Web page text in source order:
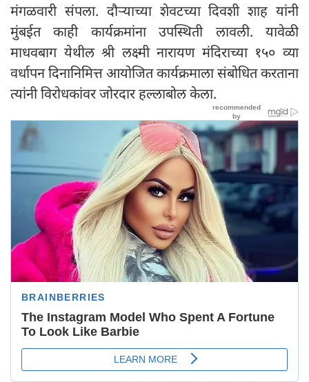
मंगळवारी संपला. दौऱ्याच्या शेवटच्या दिवशी शाह यांनी
मुंबईत काही कार्यक्रमांना उपस्थिती लावली. यावेळी
माधवबाग येथील श्री लक्ष्मी नारायण मंदिराच्या १५० व्या
वर्धापन दिनानिमित्त आयोजित कार्यक्रमाला संबोधित करताना
त्यांनी विरोधकांवर जोरदार हल्लाबोल केला.